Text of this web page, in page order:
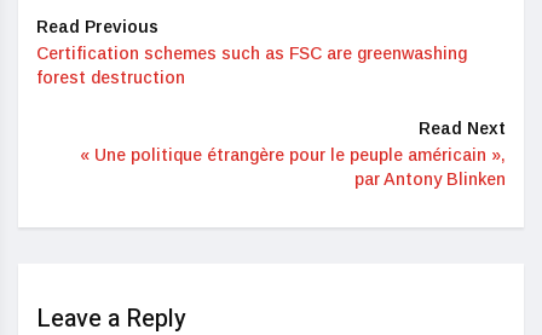
Read Previous
Certification schemes such as FSC are greenwashing
forest destruction
Read Next
« Une politique étrangère pour le peuple américain »,
par Antony Blinken
Leave a Reply